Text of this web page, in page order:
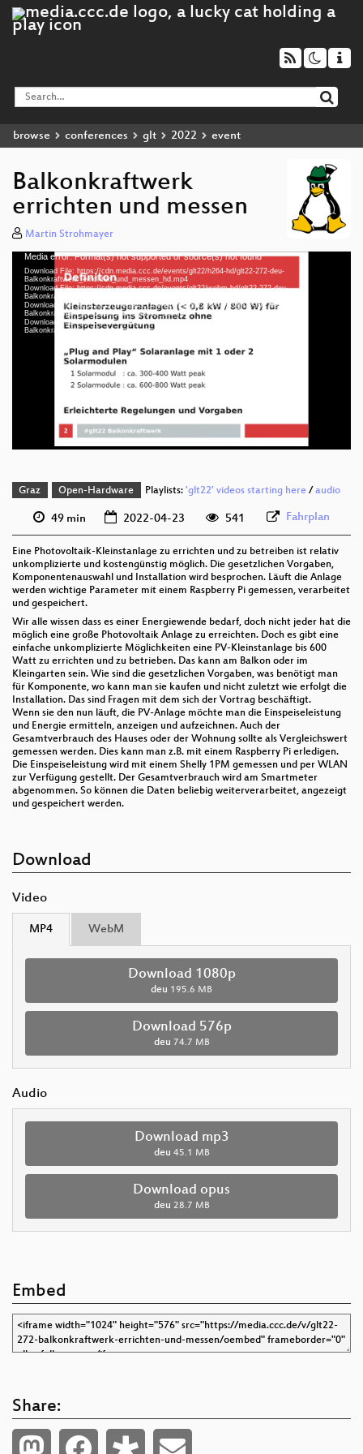
browse conferences glt 2022 event
Balkonkraftwerk
errichten und messen
Martin Strohmayer
Video
Player
Media error: Format(s) not supported or source(s) not found
Download File: https://cdn.media.ccc.de/events/glt22/h264-hd/glt22-272-deu-
Balkonkraftwerk_errichten_und_messen_hd.mp4
Download File: https://cdn.media.ccc.de/events/glt22/webm-hd/glt22-272-deu-
Balkonkraftwerk_errichten_und_messen_webm-hd.webm
Download File: https://cdn.media.ccc.de/events/glt22/h264-sd/glt22-272-deu-
Balkonkraftwerk_errichten_und_messen_sd.mp4
Download File: https://cdn.media.ccc.de/events/glt22/webm-sd/glt22-272-deu-
Balkonkraftwerk_errichten_und_messen_webm-sd.webm
deu 1080p (webm)
Graz Open-Hardware Playlists: 'glt22' videos starting here/ audio
49 min 2022-04-23 541 Fahrplan
Eine Photovoltaik-Kleinstanlage zu errichten und zu betreiben ist relativ
unkomplizierte und kostengünstig möglich. Die gesetzlichen Vorgaben,
Komponentenauswahl und Installation wird besprochen. Läuft die Anlage
werden wichtige Parameter mit einem Raspberry Pi gemessen, verarbeitet
und gespeichert.
Wir alle wissen dass es einer Energiewende bedarf, doch nicht jeder hat die
möglich eine große Photovoltaik Anlage zu erreichten. Doch es gibt eine
einfache unkomplizierte Möglichkeiten eine PV-Kleinstanlage bis 600
Watt zu errichten und zu betrieben. Das kann am Balkon oder im
Kleingarten sein. Wie sind die gesetzlichen Vorgaben, was benötigt man
für Komponente, wo kann man sie kaufen und nicht zuletzt wie erfolgt die
Installation. Das sind Fragen mit dem sich der Vortrag beschäftigt.
Wenn sie den nun läuft, die PV-Anlage möchte man die Einspeiseleistung
und Energie ermitteln, anzeigen und aufzeichnen. Auch der
Gesamtverbrauch des Hauses oder der Wohnung sollte als Vergleichswert
gemessen werden. Dies kann man z.B. mit einem Raspberry Pi erledigen.
Die Einspeiseleistung wird mit einem Shelly 1PM gemessen und per WLAN
zur Verfügung gestellt. Der Gesamtverbrauch wird am Smartmeter
abgenommen. So können die Daten beliebig weiterverarbeitet, angezeigt
und gespeichert werden.
Download
Video
MP4 WebM
Download 1080p
deu 195.6 MB
Download 576p
deu 74.7 MB
Audio
Download mp3
deu 45.1 MB
Download opus
deu 28.7 MB
Embed
Share: